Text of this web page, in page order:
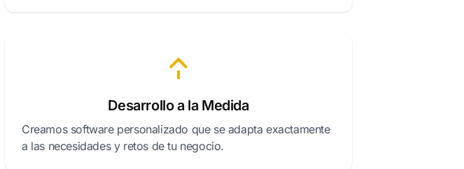
Desarrollo a la Medida
Creamos software personalizado que se adapta exactamente
a las necesidades y retos de tu negocio.